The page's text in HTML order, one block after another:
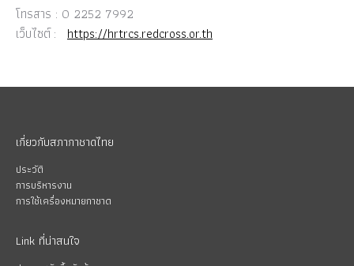
โทรสาร : 0 2252 7992
เว็บไซต์ : https://hrtrcs.redcross.or.th
เกี่ยวกับสภากาชาดไทย
ประวัติ
การบริหารงาน
การใช้เครื่องหมายกาชาด
Link ที่น่าสนใจ